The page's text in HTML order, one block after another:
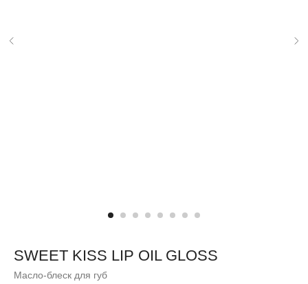
SWEET KISS LIP OIL GLOSS
Масло-блеск для губ